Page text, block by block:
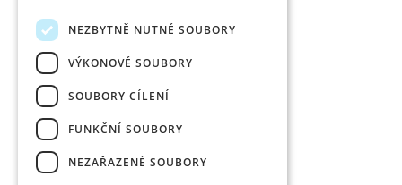
NEZBYTNĚ NUTNÉ SOUBORY
VÝKONOVÉ SOUBORY
SOUBORY CÍLENÍ
FUNKČNÍ SOUBORY
NEZAŘAZENÉ SOUBORY